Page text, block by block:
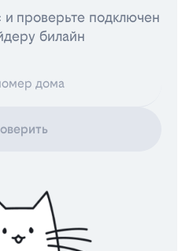
и проверьте подключен
билайн